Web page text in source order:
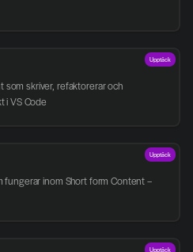
som skriver, refaktorerar och
i VS Code
Upptäck
fungerar inom Short form Content –
Upptäck
Upptäck